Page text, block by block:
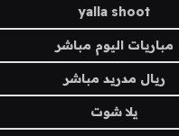
yalla shoot
مباريات اليوم مباشر
ريال مدريد مباشر
يلا شوت